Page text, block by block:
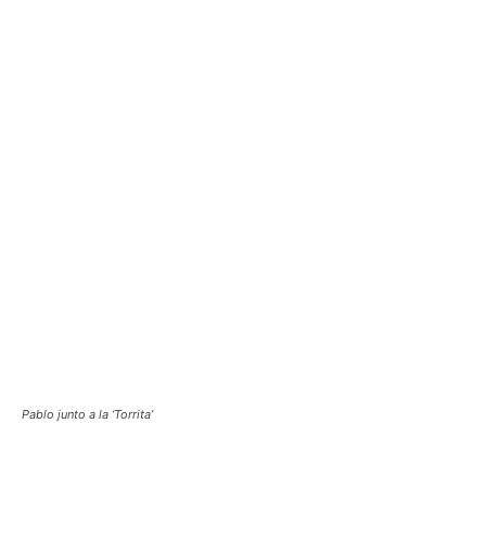
Pablo junto a la ‘Torrita’